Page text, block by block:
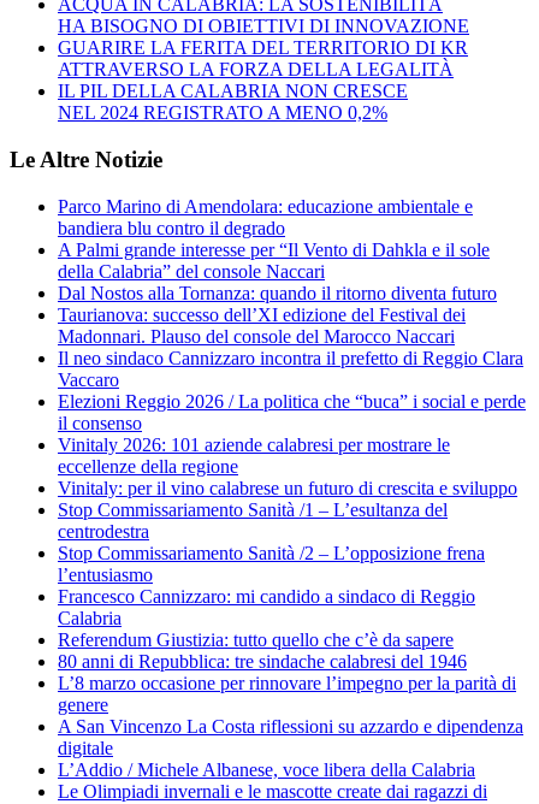
ACQUA IN CALABRIA: LA SOSTENIBILITÀ
HA BISOGNO DI OBIETTIVI DI INNOVAZIONE
GUARIRE LA FERITA DEL TERRITORIO DI KR
ATTRAVERSO LA FORZA DELLA LEGALITÀ
IL PIL DELLA CALABRIA NON CRESCE
NEL 2024 REGISTRATO A MENO 0,2%
Le Altre Notizie
Parco Marino di Amendolara: educazione ambientale e
bandiera blu contro il degrado
A Palmi grande interesse per “Il Vento di Dahkla e il sole
della Calabria” del console Naccari
Dal Nostos alla Tornanza: quando il ritorno diventa futuro
Taurianova: successo dell’XI edizione del Festival dei
Madonnari. Plauso del console del Marocco Naccari
Il neo sindaco Cannizzaro incontra il prefetto di Reggio Clara
Vaccaro
Elezioni Reggio 2026 / La politica che “buca” i social e perde
il consenso
Vinitaly 2026: 101 aziende calabresi per mostrare le
eccellenze della regione
Vinitaly: per il vino calabrese un futuro di crescita e sviluppo
Stop Commissariamento Sanità /1 – L’esultanza del
centrodestra
Stop Commissariamento Sanità /2 – L’opposizione frena
l’entusiasmo
Francesco Cannizzaro: mi candido a sindaco di Reggio
Calabria
Referendum Giustizia: tutto quello che c’è da sapere
80 anni di Repubblica: tre sindache calabresi del 1946
L’8 marzo occasione per rinnovare l’impegno per la parità di
genere
A San Vincenzo La Costa riflessioni su azzardo e dipendenza
digitale
L’Addio / Michele Albanese, voce libera della Calabria
Le Olimpiadi invernali e le mascotte create dai ragazzi di